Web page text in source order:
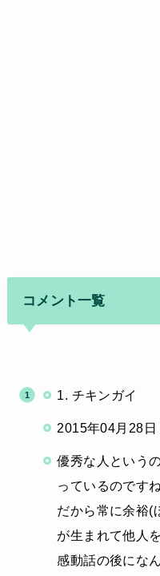
コメント一覧
1. チキンガイ
2015年04月28日
優秀な人という
っているのですね
だから常に余裕(
が生まれて他人
感動話の後にな